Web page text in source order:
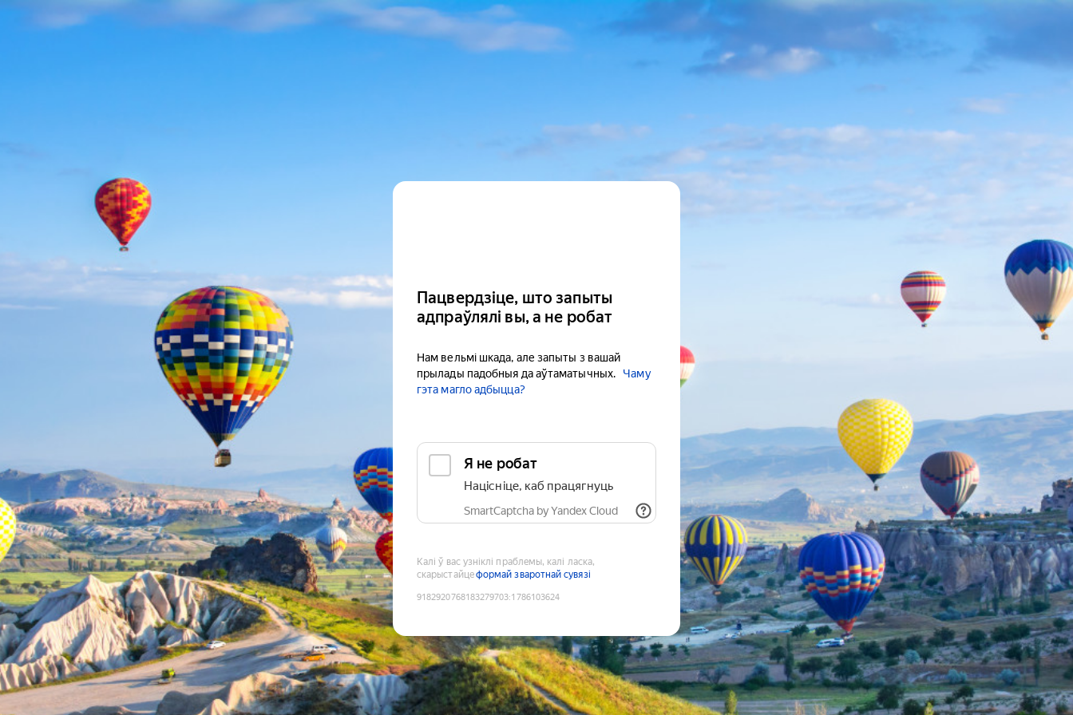
Пацвердзіце, што запыты
адпраўлялі вы, а не робат
Нам вельмі шкада, але запыты з вашай
прылады падобныя да аўтаматычных.
Чаму
гэта магло адбыцца?
Я не робат
Націсніце, каб працягнуць
SmartCaptcha by Yandex Cloud
Калі ў вас узніклі праблемы, калі ласка,
скарыстайцеформай зваротнай сувязі
9182920768183279703:1786103624